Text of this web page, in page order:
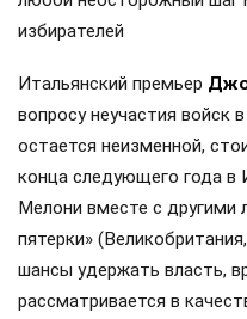
избирателей
Итальянский премьер
вопросу неучастия войск
остается неизменной,
конца следующего года
Мелони вместе с другими
пятерки»
шансы удержать власть,
рассматривается в